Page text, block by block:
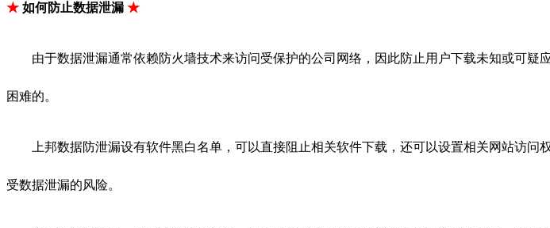
★ 如何防止数据泄漏 ★
由于数据泄漏通常依赖防火墙技术来访问受保护的公司网络，因此防止用户下载未知或可
困难的。
上邦数据防泄漏设有软件黑白名单，可以直接阻止相关软件下载，还可以设置相关网站访
受数据泄漏的风险。